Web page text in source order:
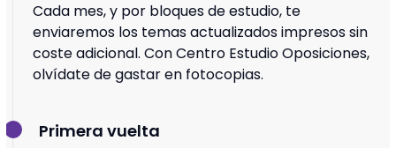
Cada mes, y por bloques de estudio, te
enviaremos los temas actualizados impresos sin
coste adicional. Con Centro Estudio Oposiciones,
olvídate de gastar en fotocopias.
Primera vuelta